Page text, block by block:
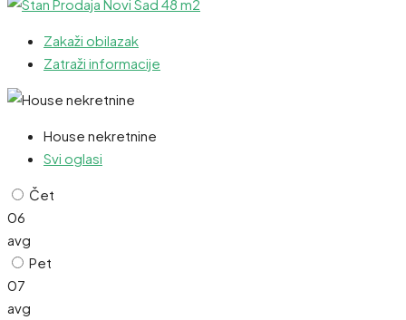
Zakaži obilazak
Zatraži informacije
House nekretnine
Svi oglasi
Čet
06
avg
Pet
07
avg